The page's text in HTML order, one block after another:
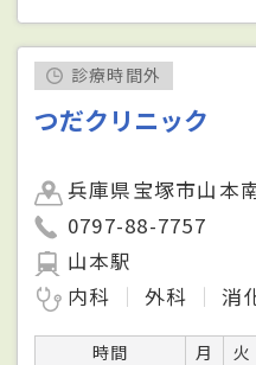
診療時間外
つだクリニック
兵庫県宝塚市山
0797-88-7757
山本駅
内科
外科 消
時間 月 火